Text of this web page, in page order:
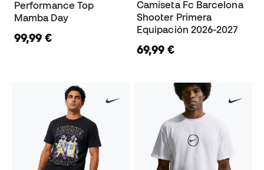
Performance Top
Mamba Day
99,99 €
Camiseta Fc Barcelona
Shooter Primera
Equipación 2026-2027
69,99 €